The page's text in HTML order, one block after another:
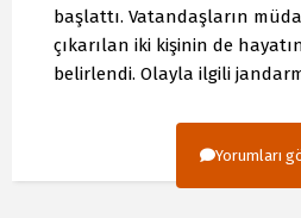
başlattı. Vatandaşların
çıkarılan iki kişinin de
belirlendi. Olayla ilgili
Yorumları